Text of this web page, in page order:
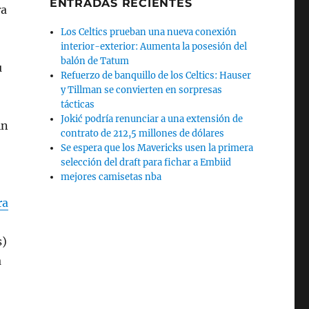
ENTRADAS RECIENTES
Los Celtics prueban una nueva conexión
interior-exterior: Aumenta la posesión del
balón de Tatum
Refuerzo de banquillo de los Celtics: Hauser
y Tillman se convierten en sorpresas
tácticas
Jokić podría renunciar a una extensión de
contrato de 212,5 millones de dólares
Se espera que los Mavericks usen la primera
selección del draft para fichar a Embiid
mejores camisetas nba